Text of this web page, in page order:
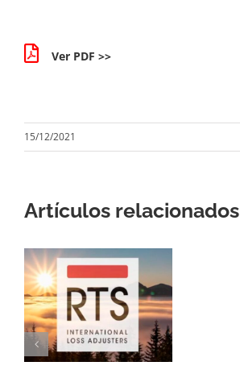
Ver PDF >>
15/12/2021
Artículos relacionados